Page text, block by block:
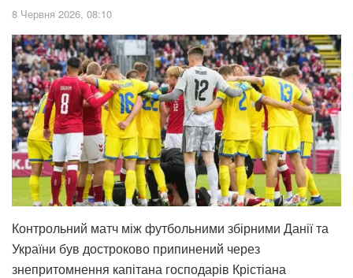
8 Червня 2026, 08:10
Контрольний матч між футбольними збірними Данії та
України був достроково припинений через
знепритомнення капітана господарів Крістіана